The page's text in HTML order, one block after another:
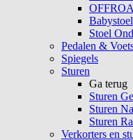
Stoel
Pedalen &
Spiegels
Sturen
Ga terug
Sturen
Sturen
Sturen
Verkorters en